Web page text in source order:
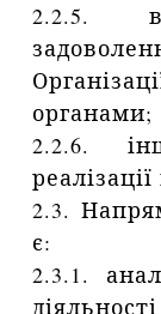
2.2.5.
органами;
2.2.6.
2.3.
є:
2.3.1.